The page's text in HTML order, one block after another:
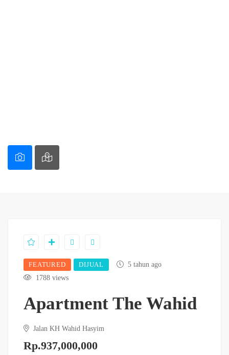
FEATURED DIJUAL
5 tahun ago
1788 views
Apartment The Wahid
Jalan KH Wahid Hasyim
Rp.937,000,000